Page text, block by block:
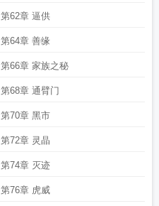
第62章 逼供
第64章 善缘
第66章 家族之秘
第68章 通臂门
第70章 黑市
第72章 灵晶
第74章 灭迹
第76章 虎威